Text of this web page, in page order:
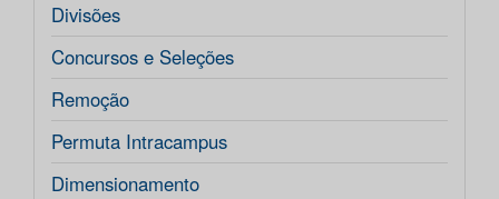
Divisões
Concursos e Seleções
Remoção
Permuta Intracampus
Dimensionamento